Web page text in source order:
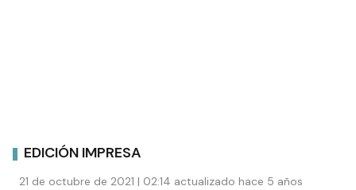
EDICIÓN IMPRESA
21 de octubre de 2021 | 02:14 actualizado hace 5 años